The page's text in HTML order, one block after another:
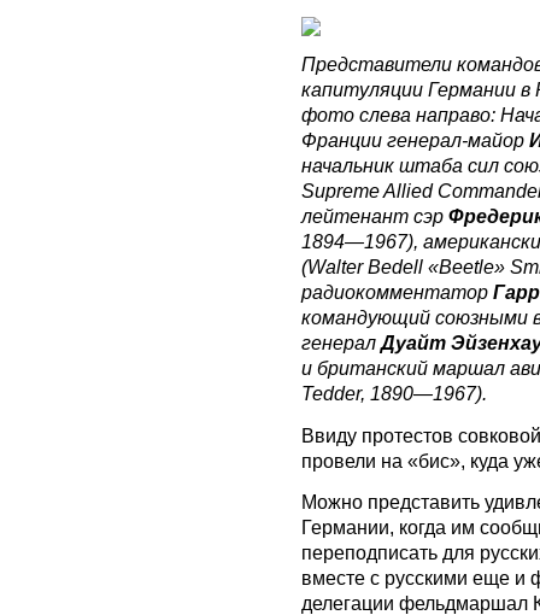
Представители
капитуляции Германии
фото слева направо:
Франции генерал-майор
начальник штаба сил
Supreme Allied
лейтенант сэр
1894—1967),
(Walter Bedell «Beetle»
радиокомментатор
командующий союзными
генералДуайт
и британский маршал
Tedder, 1890—1967).
Ввиду протестов
провели на «бис», куда
Можно представить
Германии, когда им
переподписать для
вместе с русскими еще и
делегации фельдмаршал